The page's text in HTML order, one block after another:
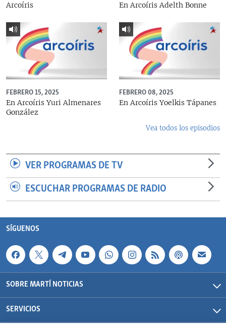
Arcoíris
En Arcoíris Adelth Bonne
FEBRERO 15, 2025
En Arcoíris Yuri Almenares
González
FEBRERO 08, 2025
En Arcoíris Yoelkis Tápanes
Vea todos los episodios
VER PROGRAMAS DE TV
ESCUCHAR PROGRAMAS DE RADIO
SÍGUENOS
SOBRE MARTÍ NOTICIAS
SERVICIOS